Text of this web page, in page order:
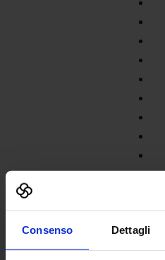
Consenso Dettagli